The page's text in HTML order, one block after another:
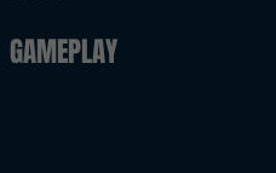
GAMEPLAY